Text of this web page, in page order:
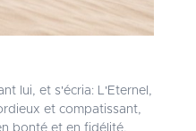
lui, et s'écria: L'Eternel,
et compatissant,